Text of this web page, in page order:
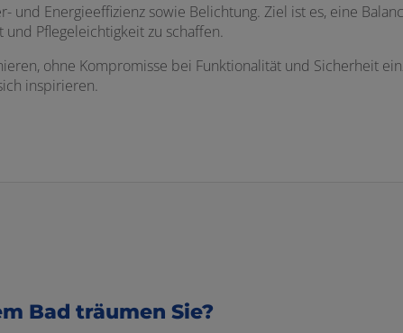
und Energieeffizienz sowie Belichtung. Ziel ist es, eine
und Pflegeleichtigkeit zu schaffen.
ohne Kompromisse bei Funktionalität und Sicherheit
inspirieren.
Bad träumen Sie?